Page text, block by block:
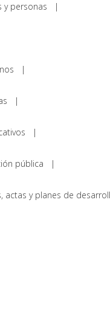
y personas |
|
|
|
pública |
actas y planes de